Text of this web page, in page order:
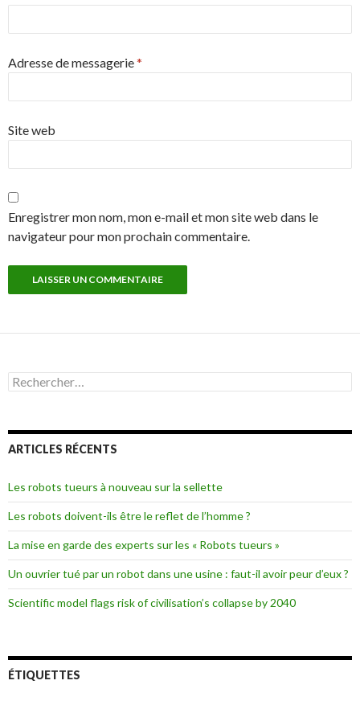
Adresse de messagerie*
Site web
Enregistrer mon nom, mon e-mail et mon site web dans le
navigateur pour mon prochain commentaire.
R
e
e
r
h
e
r
:
ARTICLES RÉCENTS
Les robots tueurs à nouveau sur la sellette
Les robots doivent-ils être le reflet de l’homme ?
La mise en garde des experts sur les « Robots tueurs »
Un ouvrier tué par un robot dans une usine : faut-il avoir peur d’eux ?
Scientific model flags risk of civilisation’s collapse by 2040
ÉTIQUETTES